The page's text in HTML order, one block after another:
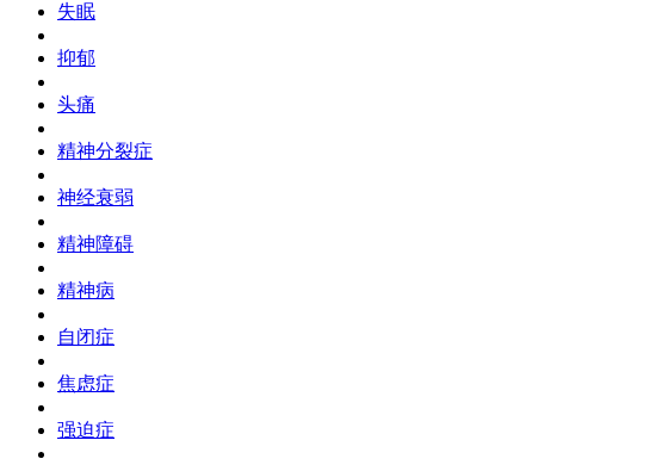
失眠
抑郁
头痛
精神分裂症
神经衰弱
精神障碍
精神病
自闭症
焦虑症
强迫症